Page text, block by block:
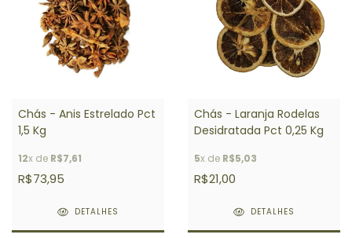
Chás - Anis Estrelado Pct
1,5 Kg
12x de R$7,61
R$73,95
DETALHES
Chás - Laranja Rodelas
Desidratada Pct 0,25 Kg
5x de R$5,03
R$21,00
DETALHES